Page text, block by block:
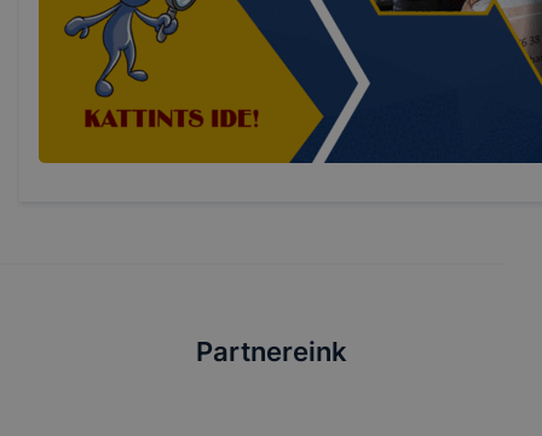
Partnereink